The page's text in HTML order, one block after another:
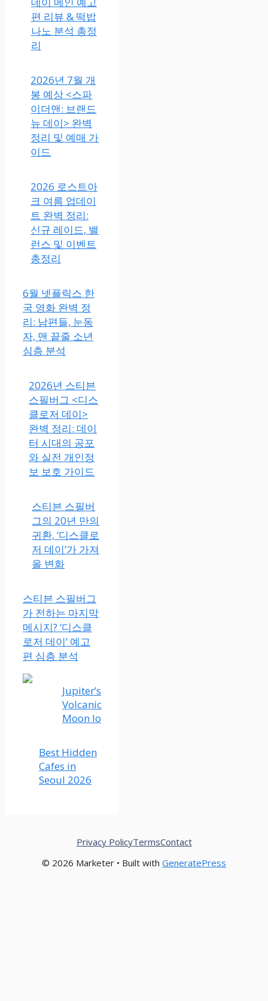
편 리뷰 & 떡밥
나노 분석 총정
리
2026년 7월 개
봉 예상 <스파
이더맨: 브랜드
뉴 데이> 완벽
정리 및 예매 가
이드
2026 로스트아
크 여름 업데이
트 완벽 정리:
신규 레이드, 밸
런스 및 이벤트
총정리
6월 넷플릭스 한
국 영화 완벽 정
리: 남편들, 눈동
자, 맨 끝줄 소년
심층 분석
2026년 스티븐
스필버그 <디스
클로저 데이>
완벽 정리: 데이
터 시대의 공포
와 실전 개인정
보 보호 가이드
스티븐 스필버
그의 20년 만의
귀환, ‘디스클로
저 데이’가 가져
올 변화
스티븐 스필버그
가 전하는 마지막
메시지? ‘디스클
로저 데이’ 예고
편 심층 분석
Jupiter’s
Volcanic
Moon Io
Best Hidden
Cafes in
Seoul 2026
© 2026 Marketer • Built with GeneratePress
Privacy PolicyTermsContact